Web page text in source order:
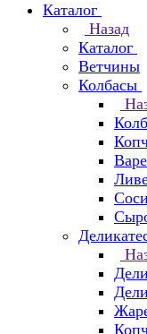
Каталог
Назад
Каталог
Ветчины
Колбасы